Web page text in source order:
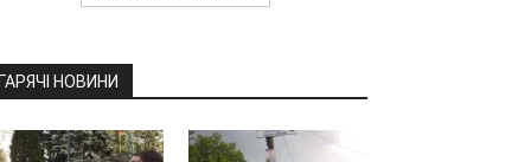
НОВИНИ